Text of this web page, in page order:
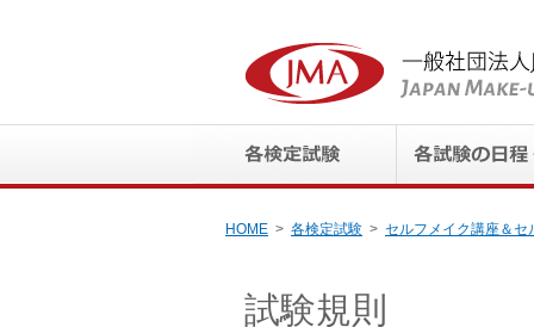
HOME 各検定試験 セルフメイク講座＆セ
試験規則